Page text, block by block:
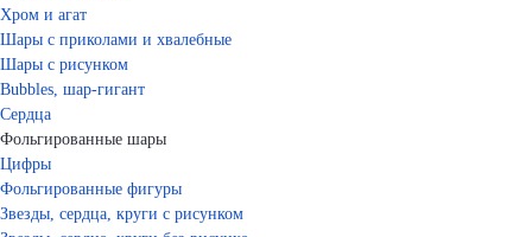
Хром и агат
Шары с приколами и хвалебные
Шары с рисунком
Bubbles, шар-гигант
Сердца
Фольгированные шары
Цифры
Фольгированные фигуры
Звезды, сердца, круги с рисунком